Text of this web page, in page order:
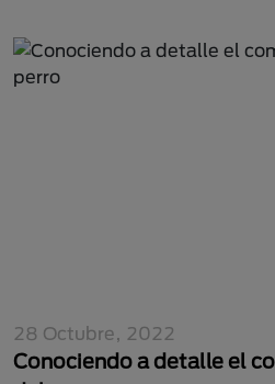
28 Octubre, 2022
Conociendo a detalle el